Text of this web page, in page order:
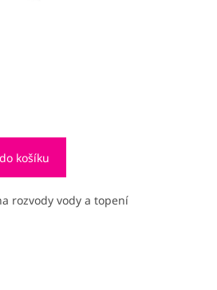
košíku
rozvody vody a topení